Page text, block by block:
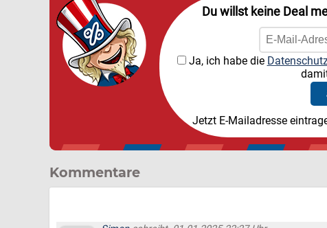
Du willst keine Deal
Ja, ich habe die
Jetzt E-Mailadresse
Kommentare